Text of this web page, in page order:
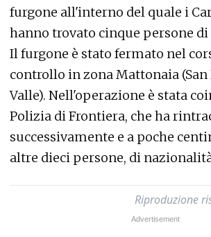
furgone all'interno del quale i
hanno trovato cinque persone
Il furgone è stato fermato nel
controllo in zona Mattonaia
Valle). Nell'operazione è stata
Polizia di Frontiera, che ha
successivamente e a poche
altre dieci persone, di
Riproduzione